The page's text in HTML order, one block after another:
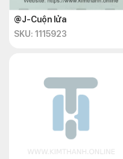
@J-Cuộn lửa
SKU: 1115923